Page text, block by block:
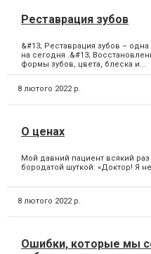
Реставрация зубов
&#13; Реставрация зубов –
на сегодня .&#13;
формы зубов, цвета, блеска и...
8 лютого 2022 р.
О ценах
Мой давний пациент всякий
бородатой шуткой: «Доктор! Я
8 лютого 2022 р.
Ошибки, которые мы